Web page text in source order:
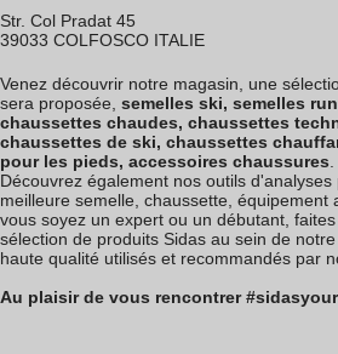
Str. Col Pradat 45
39033 COLFOSCO ITALIE
Venez découvrir notre magasin, une
sera proposée, semelles ski, semelles
chaussettes chaudes, chaussettes
chaussettes de ski, chaussettes
pour les pieds, accessoires chaussures.
Découvrez également nos outils
meilleure semelle, chaussette, équipement
vous soyez un expert ou un débutant,
sélection de produits Sidas au sein de
haute qualité utilisés et recommandés par
Au plaisir de vous rencontrer